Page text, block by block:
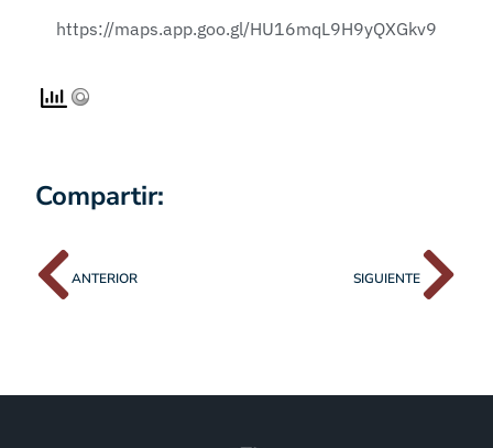
https://maps.app.goo.gl/HU16mqL9H9yQXGkv9
Compartir:
ANTERIOR SIGUIENTE